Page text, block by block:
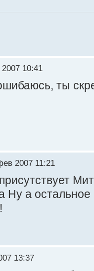
10:41
ты
2007 11:21
Ну а
13:37